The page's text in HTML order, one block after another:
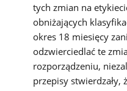
tych zmian na
obniżających
okres 18 miesięcy
odzwierciedlać te
rozporządzeniu,
przepisy stwierdzały,